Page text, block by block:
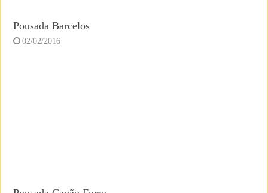
Pousada Barcelos
02/02/2016